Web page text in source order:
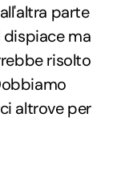
parte
dispiace ma
risolto
altrove per